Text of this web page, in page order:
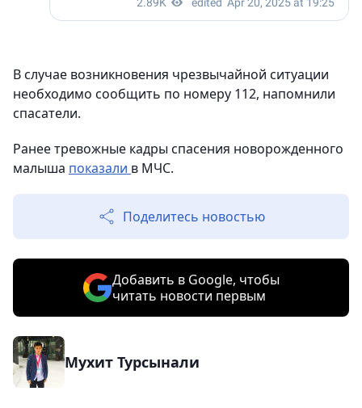
В случае возникновения чрезвычайной ситуации
необходимо сообщить по номеру 112, напомнили
спасатели.
Ранее тревожные кадры спасения новорожденного
малыша показали в МЧС.
Поделитесь новостью
Добавить в Google, чтобы
читать новости первым
Мухит Турсынали